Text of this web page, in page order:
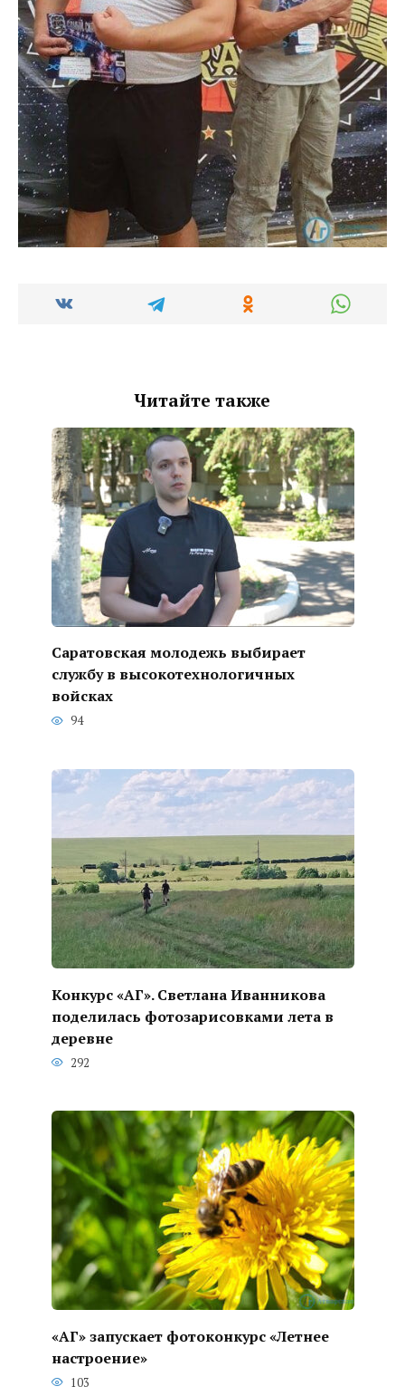
Читайте также
Саратовская молодежь выбирает
службу в высокотехнологичных
войсках
94
Конкурс «АГ». Светлана Иванникова
поделилась фотозарисовками лета в
деревне
292
«АГ» запускает фотоконкурс «Летнее
настроение»
103